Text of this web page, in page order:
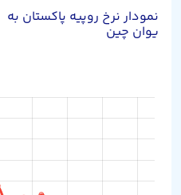
نمودار نرخ روپیه پاکستان به
یوان چین